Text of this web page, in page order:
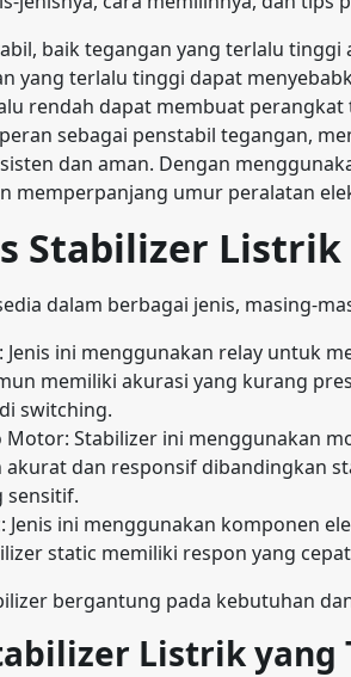
baik tegangan yang terlalu
yang terlalu tinggi dapat
rendah dapat membuat
sebagai penstabil tegangan,
dan aman. Dengan
memperpanjang umur peralatan
Stabilizer Listrik
dalam berbagai jenis, masing-
Jenis ini menggunakan relay untuk
memiliki akurasi yang kurang
switching.
Motor: Stabilizer ini menggunakan
akurat dan responsif dibandingkan
sensitif.
Jenis ini menggunakan komponen
static memiliki respon yang
bergantung pada kebutuhan
Listrik yang